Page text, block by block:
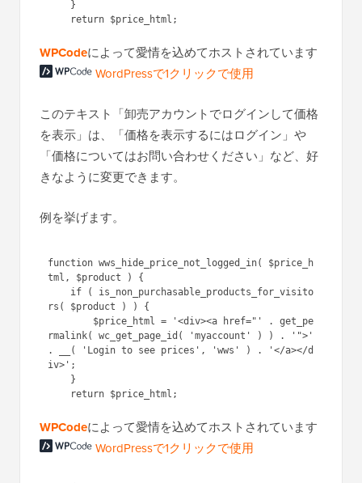
WPCodeによって愛情を込めてホストされています
WordPressで1クリックで使用
このテキスト「卸売アカウントでログインして価格
を表示」は、「価格を表示するにはログイン」や
「価格についてはお問い合わせください」など、好
きなように変更できます。
例を挙げます。
function wws_hide_price_not_logged_in( $price_h
tml, $product ) {
rs( $product ) ) {
rmalink( wc_get_page_id( 'myaccount' ) ) . '">'
. __( 'Login to see prices', 'wws' ) . '</a></d
iv>';
WPCodeによって愛情を込めてホストされています
WordPressで1クリックで使用